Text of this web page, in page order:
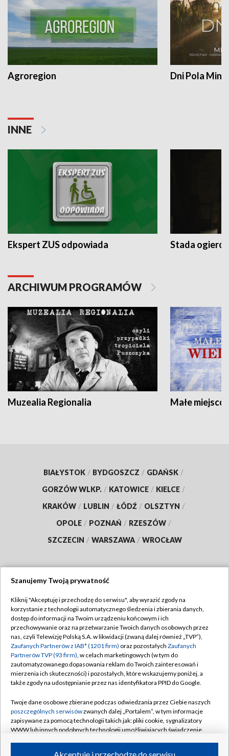
Agroregion Dni Pola
INNE
Ekspert ZUS odpowiada Stada
ARCHIWUM PROGRAMÓW
Muzealia Regionalia Małe
BIAŁYSTOK / BYDGOSZCZ / GDAŃSK /
GORZÓW WLKP. / KATOWICE / KIELCE /
KRAKÓW / LUBLIN / ŁÓDŹ / OLSZTYN /
OPOLE / POZNAŃ / RZESZÓW /
SZCZECIN / WARSZAWA / WROCŁAW
TVP
Abonament TVP
Emisja w TVP
Centrum informacji TVP
Naziemna Telewizja Cyfrowa
Rada Programowa
System NOS
Informacje o nadawcy
Regulamin TVP
Polityka prywatności
Moje zgody
Pomoc
Kontakt
Kanały
Szanujemy Twoją prywatność
Kliknij "Akceptuję i przechodzę do serwisu", aby wyrazić zgody na
korzystanie z technologii automatycznego śledzenia i zbierania danych,
dostęp do informacji na Twoim urządzeniu końcowym i ich
przechowywanie oraz na przetwarzanie Twoich danych osobowych przez
nas, czyli Telewizję Polską S.A. w likwidacji (zwaną dalej również „TVP”),
Zaufanych Partnerów z IAB* (1201 firm) oraz pozostałych Zaufanych
Partnerów TVP (93 firm), w celach marketingowych (w tym do
zautomatyzowanego dopasowania reklam do Twoich zainteresowań i
mierzenia ich skuteczności) i pozostałych, które wskazujemy poniżej, a
także zgody na udostępnianie przez nas identyfikatora PPID do Google.
Twoje dane osobowe zbierane podczas odwiedzania przez Ciebie naszych
poszczególnych serwisówzwanych dalej „Portalem”, w tym informacje
zapisywane za pomocą technologii takich jak: pliki cookie, sygnalizatory
WWW lub innych podobnych technologii umożliwiających świadczenie